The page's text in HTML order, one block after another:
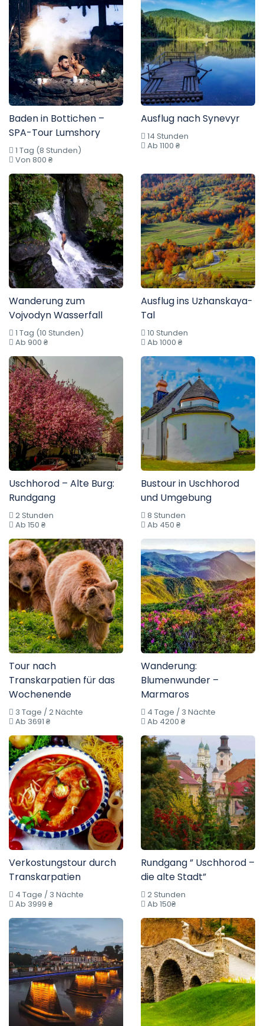
Baden in Bottichen –
SPA-Tour Lumshory
1 Tag (8 Stunden)
Von 800 ₴
Ausflug nach Synevyr
14 Stunden
Ab 1100 ₴
Wanderung zum
Vojvodyn Wasserfall
1 Tag (10 Stunden)
Ab 900 ₴
Ausflug ins Uzhanskaya-
Tal
10 Stunden
Ab 1000 ₴
Uschhorod – Alte Burg:
Rundgang
2 Stunden
Ab 150 ₴
Bustour in Uschhorod
und Umgebung
8 Stunden
Ab 450 ₴
Tour nach
Transkarpatien für das
Wochenende
3 Tage / 2 Nächte
Ab 3691 ₴
Wanderung:
Blumenwunder –
Marmaros
4 Tage / 3 Nächte
Ab 4200 ₴
Verkostungstour durch
Transkarpatien
4 Tage / 3 Nächte
Ab 3999 ₴
Rundgang ” Uschhorod –
die alte Stadt”
2 Stunden
Ab 150₴